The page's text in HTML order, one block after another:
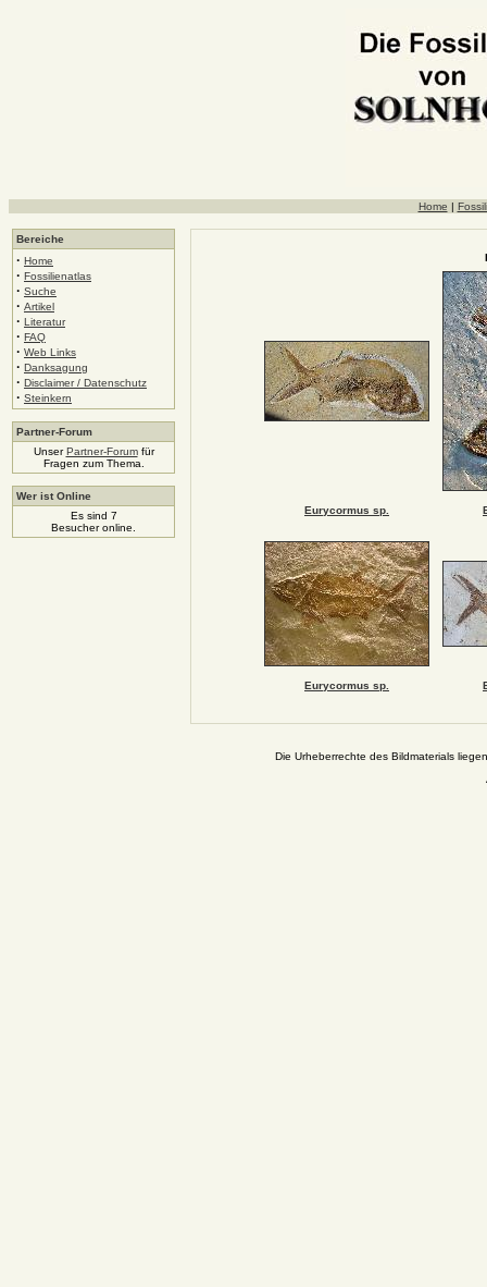
Home |
Bereiche
· Home
· Fossilienatlas
· Suche
· Artikel
· Literatur
· FAQ
· Web Links
· Danksagung
· Disclaimer / Datenschutz
· Steinkern
Partner-Forum
UnserPartner-Forumfür
Fragen zum Thema.
Wer ist Online
Es sind 7
Besucher online.
Eurycormus sp.
Eurycormus sp.
Die Urheberrechte des Bildmaterials